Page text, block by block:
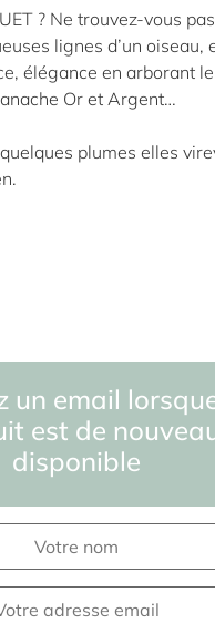
? Ne trouvez-vous
lignes d’un oiseau,
élégance en arborant
Or et Argent…
plumes elles
un email
est de
disponible